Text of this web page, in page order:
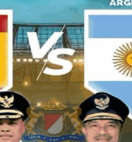
Pers Bagir Manan, kesediaan
pembaca merupakan hal
di kemudian hari untuk memidanakan
jawab, jangan sampai media
Media Siber oleh asosiasi